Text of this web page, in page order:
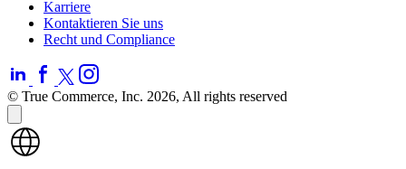
Karriere
Kontaktieren Sie uns
Recht und Compliance
© True Commerce, Inc. 2026, All rights reserved